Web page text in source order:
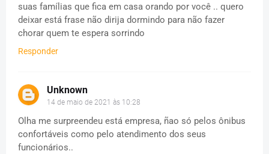
suas famílias que fica em casa orando por você .. quero
deixar está frase não dirija dormindo para não fazer
chorar quem te espera sorrindo
Responder
Unknown
14 de maio de 2021 às 10:28
Olha me surpreendeu está empresa, ñao só pelos ônibus
confortáveis como pelo atendimento dos seus
funcionários..